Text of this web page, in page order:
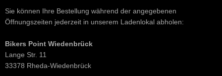
Sie können Ihre Bestellung während der angegebenen
Öffnungszeiten jederzeit in unserem Ladenlokal abholen:
Bikers Point Wiedenbrück
Lange Str. 11
33378 Rheda-Wiedenbrück